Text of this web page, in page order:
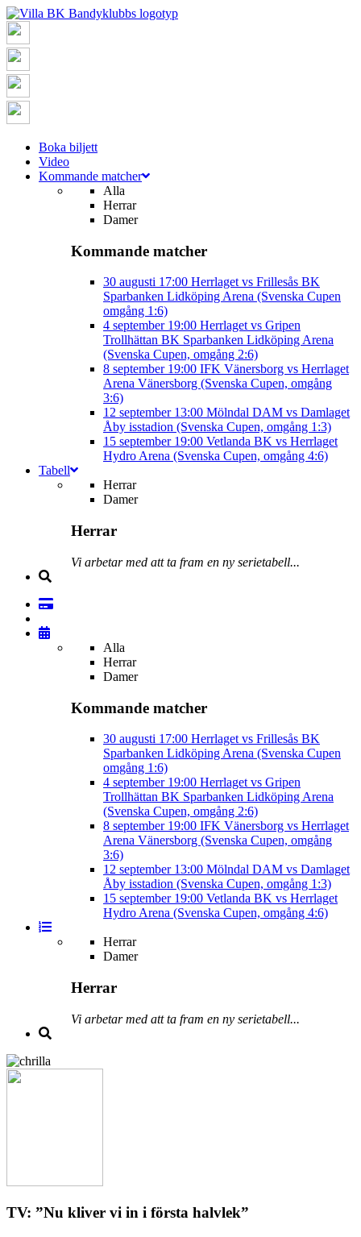
Boka biljett
Video
Kommande matcher
Alla
Herrar
Damer
Kommande matcher
30 augusti 17:00 Herrlaget vs Frillesås BK
Sparbanken Lidköping Arena (Svenska Cupen
omgång 1:6)
4 september 19:00 Herrlaget vs Gripen
Trollhättan BK Sparbanken Lidköping Arena
(Svenska Cupen, omgång 2:6)
8 september 19:00 IFK Vänersborg vs Herrlaget
Arena Vänersborg (Svenska Cupen, omgång
3:6)
12 september 13:00 Mölndal DAM vs Damlaget
Åby isstadion (Svenska Cupen, omgång 1:3)
15 september 19:00 Vetlanda BK vs Herrlaget
Hydro Arena (Svenska Cupen, omgång 4:6)
Tabell
Herrar
Damer
Herrar
Vi arbetar med att ta fram en ny serietabell...
Alla
Herrar
Damer
Kommande matcher
30 augusti 17:00 Herrlaget vs Frillesås BK
Sparbanken Lidköping Arena (Svenska Cupen
omgång 1:6)
4 september 19:00 Herrlaget vs Gripen
Trollhättan BK Sparbanken Lidköping Arena
(Svenska Cupen, omgång 2:6)
8 september 19:00 IFK Vänersborg vs Herrlaget
Arena Vänersborg (Svenska Cupen, omgång
3:6)
12 september 13:00 Mölndal DAM vs Damlaget
Åby isstadion (Svenska Cupen, omgång 1:3)
15 september 19:00 Vetlanda BK vs Herrlaget
Hydro Arena (Svenska Cupen, omgång 4:6)
Herrar
Damer
Herrar
Vi arbetar med att ta fram en ny serietabell...
TV: ”Nu kliver vi in i första halvlek”